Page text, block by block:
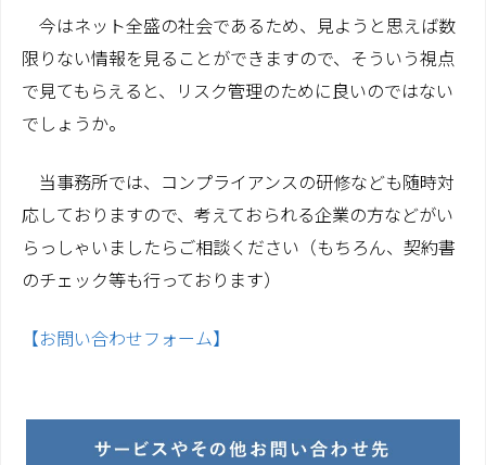
今はネット全盛の社会であるため、見ようと思えば数
限りない情報を見ることができますので、そういう視点
で見てもらえると、リスク管理のために良いのではない
でしょうか。
当事務所では、コンプライアンスの研修なども随時対
応しておりますので、考えておられる企業の方などがい
らっしゃいましたらご相談ください（もちろん、契約書
のチェック等も行っております）
【お問い合わせフォーム】